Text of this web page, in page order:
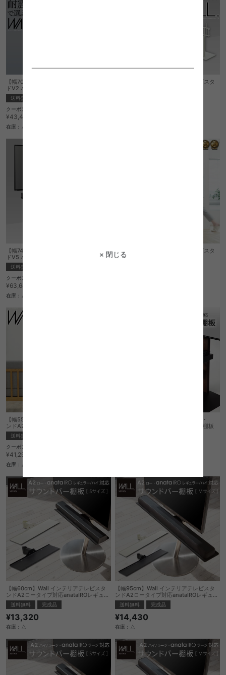
× 閉じる
【幅70cm】Wall インテリアテレビスタン
ドV2 ハイタイプ
送料無料
クーポン利用で
¥43,430→
在庫：△
【幅63cm】Wall インテリアテレビスタ
【幅74cm】Wall インテリアテレビスタン
ドV5 ハイタイプ
送料無料
クーポン利用で
¥63,640→
在庫：△
【幅58cm】Wall インテリアテレビスタ
ンドA2 ラージタイプ
【幅55cm】Wall インテリアテレビスタ
ンドA2 ハイタイプ
送料無料
クーポン利用で
¥41,290→
在庫：△
Wall インテリアテレビスタンドV2・
V3・V5・S1対応収納付きゲーム機棚板
【幅60cm】Wall インテリアテレビスタ
ンドA2ロータイプ対応anataIROレギュラ
ー・ハイタイプ対応サウンドバー棚板Sサ
イズ送料無料 完成品
¥13,320
在庫：△
【幅95cm】Wall インテリアテレビスタ
ンドA2ロータイプ対応anataIROレギュラ
ー・ハイタイプ対応サウンドバー棚板Mサ
イズ送料無料 完成品
¥14,430
在庫：△